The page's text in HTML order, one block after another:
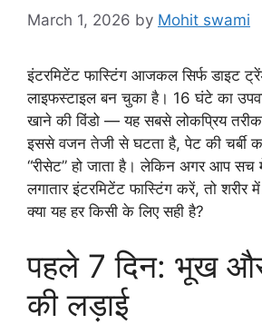
March 1, 2026 by Mohit swami
इंटरमिटेंट फास्टिंग आजकल सिर्फ डाइट
लाइफस्टाइल बन चुका है। 16 घंटे का
खाने की विंडो — यह सबसे लोकप्रिय
इससे वजन तेजी से घटता है, पेट की चर्बी
“रीसेट” हो जाता है। लेकिन अगर आप
लगातार इंटरमिटेंट फास्टिंग करें, तो शरीर
क्या यह हर किसी के लिए सही है?
पहले 7 दिन: भूख
की लड़ाई